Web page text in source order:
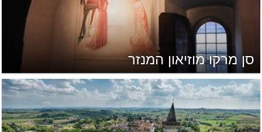
סן מרקו מוזיאון המנזר